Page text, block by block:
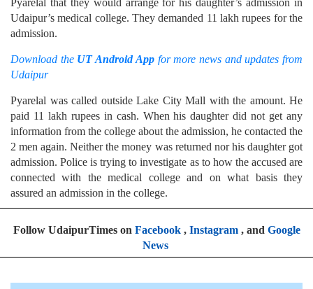
Pyarelal that they would arrange for his daughter’s admission in
Udaipur’s medical college. They demanded 11 lakh rupees for the
admission.
Download the UT Android Appfor more news and updates from
Udaipur
Pyarelal was called outside Lake City Mall with the amount. He
paid 11 lakh rupees in cash. When his daughter did not get any
information from the college about the admission, he contacted the
2 men again. Neither the money was returned nor his daughter got
admission. Police is trying to investigate as to how the accused are
connected with the medical college and on what basis they
assured an admission in the college.
Follow UdaipurTimes on Facebook, Instagram, and Google
News